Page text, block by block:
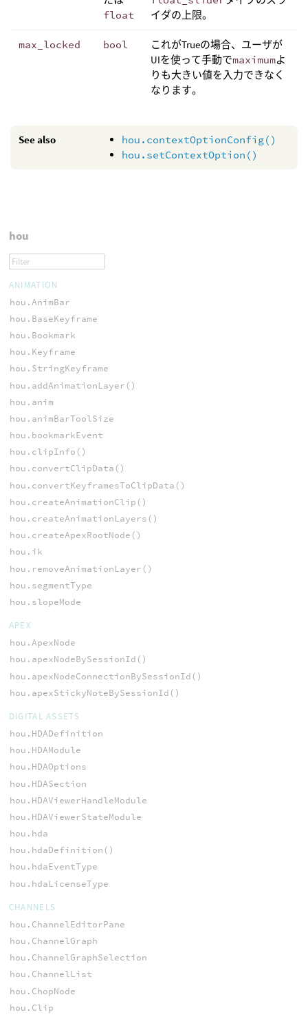
float
イダの上限。
max_locked bool
これがTrueの場合、ユーザが
UIを使って手動でmaximumよ
りも大きい値を入力できなく
なります。
See also
hou.contextOptionConfig()
hou.setContextOption()
hou
ANIMATION
hou.AnimBar
hou.BaseKeyframe
hou.Bookmark
hou.Keyframe
hou.StringKeyframe
hou.addAnimationLayer()
hou.anim
hou.animBarToolSize
hou.bookmarkEvent
hou.clipInfo()
hou.convertClipData()
hou.convertKeyframesToClipData()
hou.createAnimationClip()
hou.createAnimationLayers()
hou.createApexRootNode()
hou.ik
hou.removeAnimationLayer()
hou.segmentType
hou.slopeMode
APEX
hou.ApexNode
hou.apexNodeBySessionId()
hou.apexNodeConnectionBySessionId()
hou.apexStickyNoteBySessionId()
DIGITAL ASSETS
hou.HDADefinition
hou.HDAModule
hou.HDAOptions
hou.HDASection
hou.HDAViewerHandleModule
hou.HDAViewerStateModule
hou.hda
hou.hdaDefinition()
hou.hdaEventType
hou.hdaLicenseType
CHANNELS
hou.ChannelEditorPane
hou.ChannelGraph
hou.ChannelGraphSelection
hou.ChannelList
hou.ChopNode
hou.Clip